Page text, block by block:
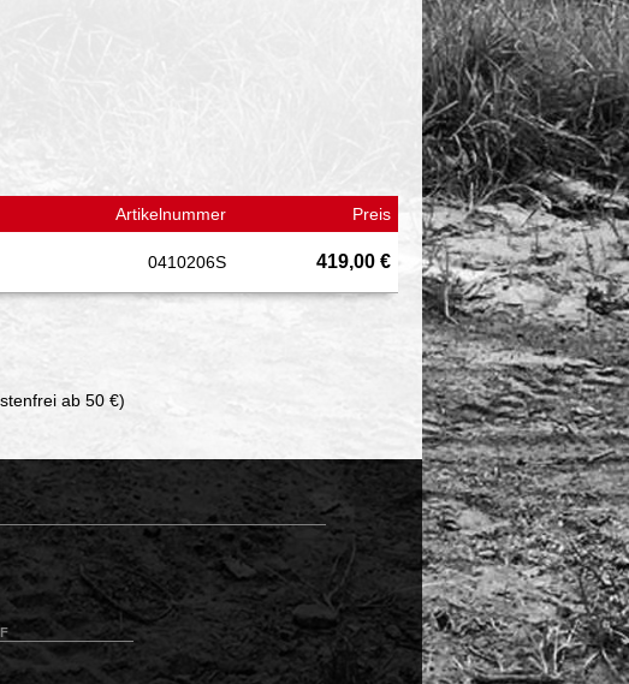
Artikelnummer Preis
0410206S 419,00 €
ab 50 €)